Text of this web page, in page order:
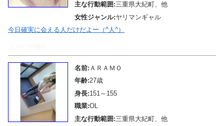
主な行動範囲:三重県大紀町、他
女性ジャンル:ヤリマンギャル
今日確実に会える人だけだよー（^人^）
名前: ＡＲＡＭＯ
年齢:27歳
身長:151～155
職業:OL
主な行動範囲:三重県大紀町、他